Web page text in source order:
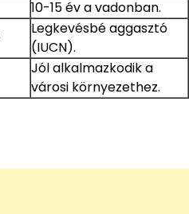
10-15 év a vadonban.
Legkevésbé aggasztó
(IUCN).
Jól alkalmazkodik a
városi környezethez.